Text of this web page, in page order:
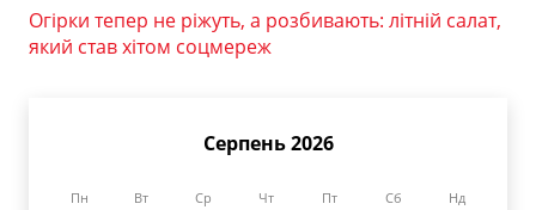
Огірки тепер не ріжуть, а розбивають: літній салат,
який став хітом соцмереж
Серпень 2026
Пн Вт Ср Чт Пт Сб Нд